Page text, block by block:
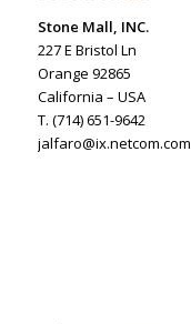
Stone Mall, INC.
227 E Bristol Ln
Orange 92865
California – USA
T. (714) 651-9642
jalfaro@ix.netcom.com